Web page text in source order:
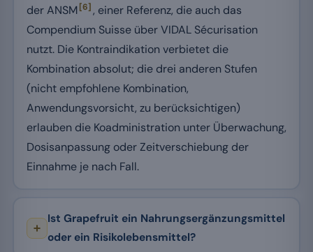
der ANSM [6] , einer Referenz, die auch das
Compendium Suisse über VIDAL Sécurisation
nutzt. Die Kontraindikation verbietet die
Kombination absolut; die drei anderen Stufen
(nicht empfohlene Kombination,
Anwendungsvorsicht, zu berücksichtigen)
erlauben die Koadministration unter Überwachung,
Dosisanpassung oder Zeitverschiebung der
Einnahme je nach Fall.
Ist Grapefruit ein Nahrungsergänzungsmittel
oder ein Risikolebensmittel?